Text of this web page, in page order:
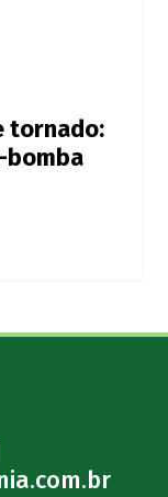
tornado:
bomba